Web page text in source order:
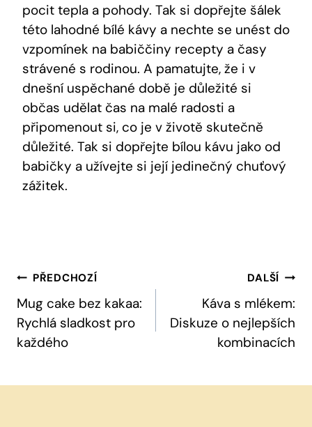
pocit tepla a pohody. Tak si dopřejte šálek
této lahodné bílé kávy a nechte se unést do
vzpomínek na babiččiny recepty a časy
strávené s rodinou. A pamatujte, že i v
dnešní uspěchané době je důležité si
občas udělat čas na malé radosti a
připomenout si, co je v životě skutečně
důležité. Tak si dopřejte bílou kávu jako od
babičky a užívejte si její jedinečný chuťový
zážitek.
Navigace
Pro
Příspěvek
PŘEDCHOZÍ
Mug cake bez kakaa:
Rychlá sladkost pro
každého
DALŠÍ
Káva s mlékem:
Diskuze o nejlepších
kombinacích